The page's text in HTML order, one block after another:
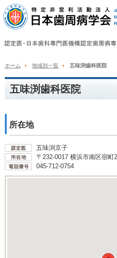
ホーム 地域別一覧 五味渕歯科医院
五味渕歯科医院
所在地
五味渕京子
〒232-0017 横浜市南区宿町
045-712-0754